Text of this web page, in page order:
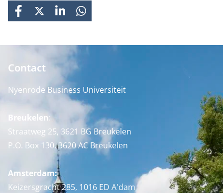
FACEBOOK
X LINKEDINWHATSAPP
Contact
Nyenrode Business Universiteit
Breukelen:
Straatweg 25, 3621 BG Breukelen
P.O. Box 130, 3620 AC Breukelen
Amsterdam:
Keizersgracht 285, 1016 ED A'dam